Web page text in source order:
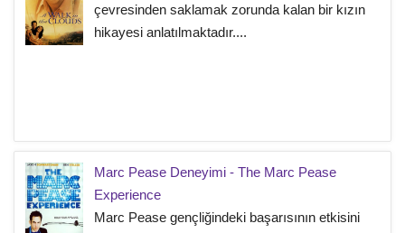
çevresinden saklamak zorunda kalan bir kızın
hikayesi anlatılmaktadır....
Marc Pease Deneyimi - The Marc Pease
Experience
Marc Pease gençliğindeki başarısının etkisini